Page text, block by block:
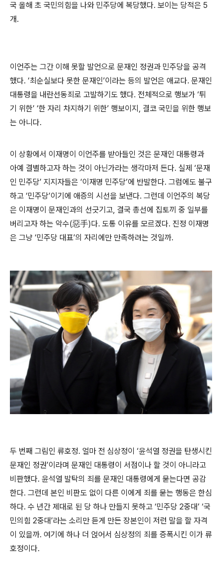
국 올해 초 국민의힘을 나와 민주당에 복당했다. 보이는 당적은 5
개.
이언주는 그간 이해 못할 발언으로 문재인 정권과 민주당을 공격
했다. ‘최순실보다 못한 문재인’이라는 등의 발언은 애교다. 문재인
대통령을 내란선동죄로 고발하기도 했다. 전체적으로 행보가 ‘튀
기 위한’ ‘한 자리 차지하기 위한’ 행보이지 , 결코 국민을 위한 행보
는 아니다.
이 상황에서 이재명이 이언주를 받아들인 것은 문재인 대통령과
아예 결별하고자 하는 것이 아닌가라는 생각마저 든다. 실제 ‘문재
인 민주당’ 지지자들은 ‘이재명 민주당’에 반발한다. 그럼에도 불구
하고 ‘민주당’이기에 애증의 시선을 보낸다. 그런데 이언주의 복당
은 이재명이 문재인과의 선긋기고, 결국 총선에 집토끼 중 일부를
버리고자 하는 악수(惡手)다. 도통 이유를 모르겠다. 진정 이재명
은 그냥 ‘민주당 대표’의 자리에만 만족하려는 것일까.
두 번째 그림인 류호정. 얼마 전 심상정이 ‘윤석열 정권을 탄생시킨
문재인 정권’이라며 문재인 대통령이 서점이나 할 것이 아니라고
비판했다. 윤석열 발탁의 죄를 문재인 대통령에게 묻는다면 공감
한다. 그런데 본인 비판도 없이 다른 이에게 죄를 묻는 행동은 한심
하다. 수 년간 제대로 된 당 하나 만들지 못하고 ‘민주당 2중대’ ‘국
민의힘 2중대’라는 소리만 듣게 만든 장본인이 저런 말을 할 자격
이 있을까. 여기에 하나 더 얹어서 심상정의 죄를 증폭시킨 이가 류
호정이다.